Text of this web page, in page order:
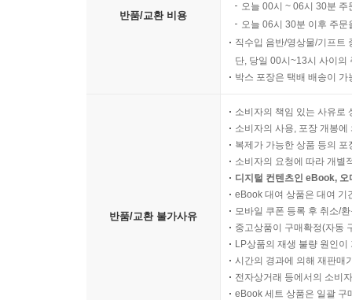
반품/교환 비용
오늘 00시 ~ 06시 30분
오늘 06시 30분 이후 주
직수입 음반/영상물/기프트
단, 당일 00시~13시 사이의
박스 포장은 택배 배송이
반품/교환 불가사유
소비자의 책임 있는 사유로
소비자의 사용, 포장 개봉
복제가 가능한 상품 등의
소비자의 요청에 따라 개별
디지털 컨텐츠인 eBook,
eBook 대여 상품은 대여 기
모바일 쿠폰 등록 후 취소/
중고상품이 구매확정(자동
LP상품의 재생 불량 원인
시간의 경과에 의해 재판매
전자상거래 등에서의 소비
eBook 세트 상품은 일괄 구